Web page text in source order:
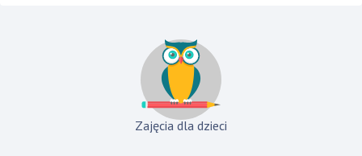
Zajęcia dla dzieci